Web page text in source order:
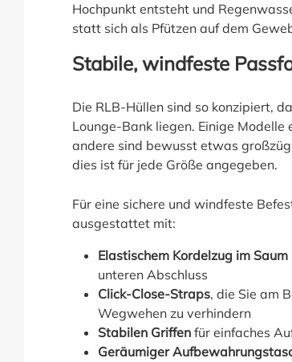
Hochpunkt entsteht und
statt sich als Pfützen auf dem
Stabile, windfeste
Die RLB-Hüllen sind so konzipiert,
Lounge-Bank liegen. Einige
andere sind bewusst etwas
dies ist für jede Größe angegeben.
Für eine sichere und windfeste
ausgestattet mit:
Elastischem Kordelzug im Saum
unteren Abschluss
Click-Close-Straps, die Sie am
Wegwehen zu verhindern
Stabilen Griffen für einfaches
Geräumiger